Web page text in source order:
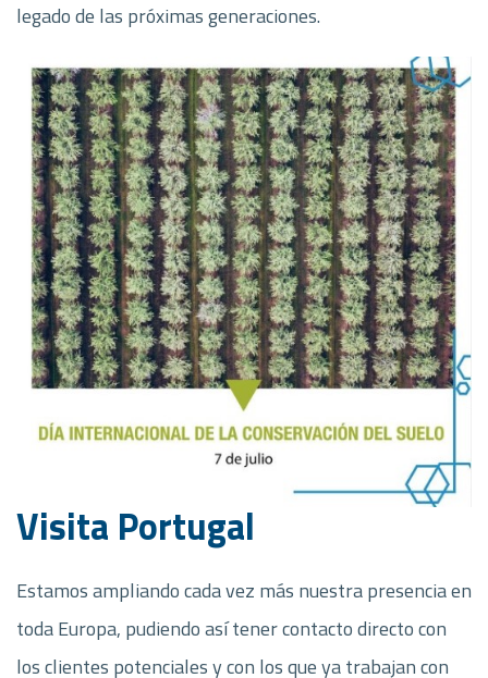
legado de las próximas generaciones.
Visita Portugal
Estamos ampliando cada vez más nuestra presencia en
toda Europa, pudiendo así tener contacto directo con
los clientes potenciales y con los que ya trabajan con